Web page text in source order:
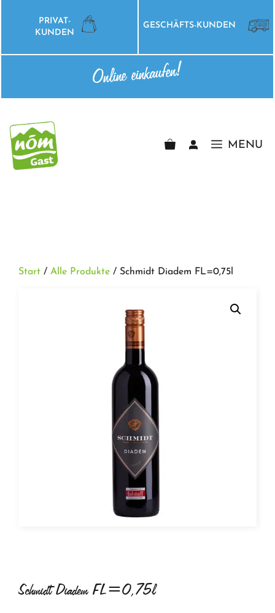
springen
PRIVAT-
KUNDEN
GESCHÄFTS-KUNDEN
Online einkaufen!
MENU
Start / Alle Produkte / Schmidt Diadem FL=0,75l
Schmidt Diadem FL=0,75l